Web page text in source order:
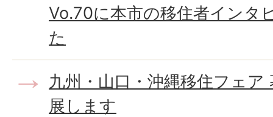
Vo.70に本市の移住者インタ
た
九州・山口・沖縄移住フェ
展します